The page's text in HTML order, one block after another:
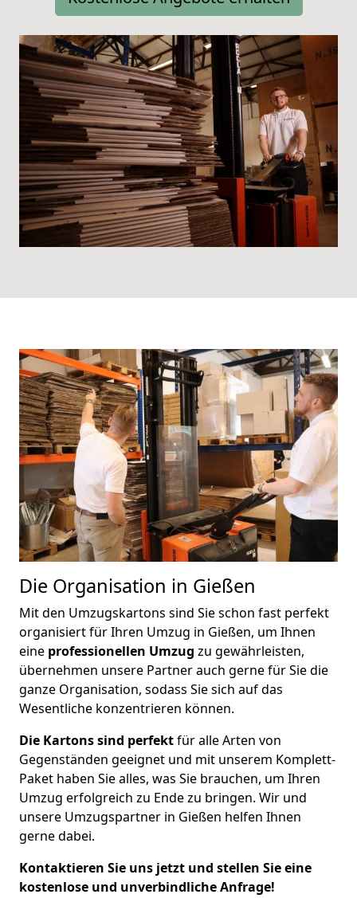
Die Organisation in Gießen
Mit den Umzugskartons sind Sie schon fast perfekt
organisiert für Ihren Umzug in Gießen, um Ihnen
eine professionellen Umzug zu gewährleisten,
übernehmen unsere Partner auch gerne für Sie die
ganze Organisation, sodass Sie sich auf das
Wesentliche konzentrieren können.
Die Kartons sind perfektfür alle Arten von
Gegenständen geeignet und mit unserem Komplett-
Paket haben Sie alles, was Sie brauchen, um Ihren
Umzug erfolgreich zu Ende zu bringen. Wir und
unsere Umzugspartner in Gießen helfen Ihnen
gerne dabei.
Kontaktieren Sie uns jetzt und stellen Sie eine
kostenlose und unverbindliche Anfrage!